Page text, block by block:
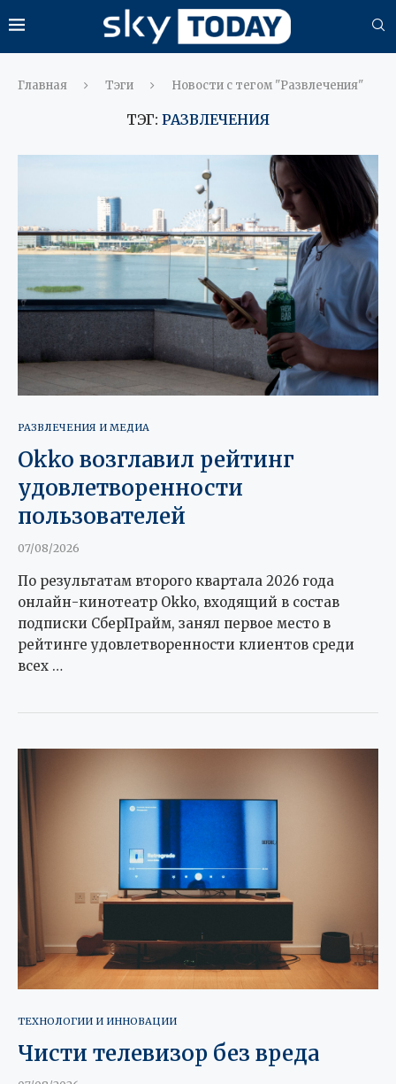
Главная Тэги Новости с тегом "Развлечения"
ТЭГ: РАЗВЛЕЧЕНИЯ
РАЗВЛЕЧЕНИЯ И МЕДИА
Okko возглавил рейтинг
удовлетворенности
пользователей
07/08/2026
По результатам второго квартала 2026 года
онлайн-кинотеатр Okko, входящий в состав
подписки СберПрайм, занял первое место в
рейтинге удовлетворенности клиентов среди
всех …
ТЕХНОЛОГИИ И ИННОВАЦИИ
Чисти телевизор без вреда